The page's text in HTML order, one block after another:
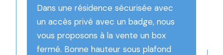
Dans une résidence sécurisée avec
un accès privé avec un badge, nous
vous proposons à la vente un box
fermé. Bonne hauteur sous plafond